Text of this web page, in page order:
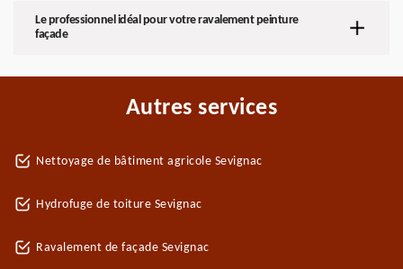
Le professionnel idéal pour votre ravalement peinture
façade
Autres services
Nettoyage de bâtiment agricole Sevignac
Hydrofuge de toiture Sevignac
Ravalement de façade Sevignac